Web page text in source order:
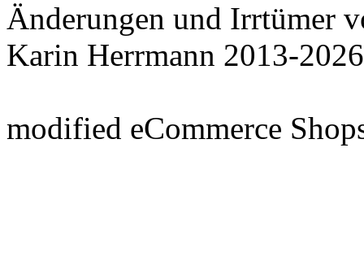
Änderungen und Irrtümer
Karin Herrmann 2013-2026
modified eCommerce